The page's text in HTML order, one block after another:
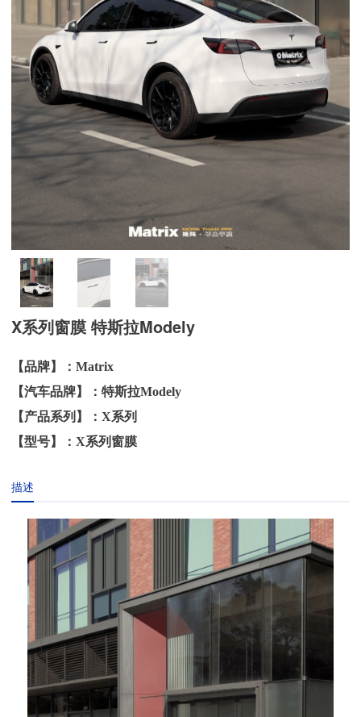
X系列窗膜 特斯拉Modely
【品牌】：Matrix
【汽车品牌】：特斯拉Modely
【产品系列】：X系列
【型号】：X系列窗膜
描述